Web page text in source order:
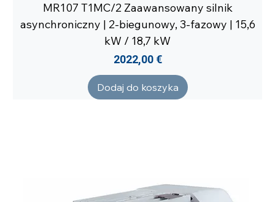
MR107 T1MC/2 Zaawansowany silnik
asynchroniczny | 2-biegunowy, 3-fazowy | 15,6
kW / 18,7 kW
Cena
2022,00 €
Dodaj do koszyka